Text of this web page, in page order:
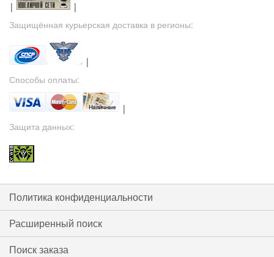
|
|
Защищённая курьерская доставка в регионы:
|
Способы оплаты:
|
Защита данных:
Политика конфиденциальности
Расширенный поиск
Поиск заказа